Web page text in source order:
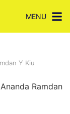
MENU
Y Kiu